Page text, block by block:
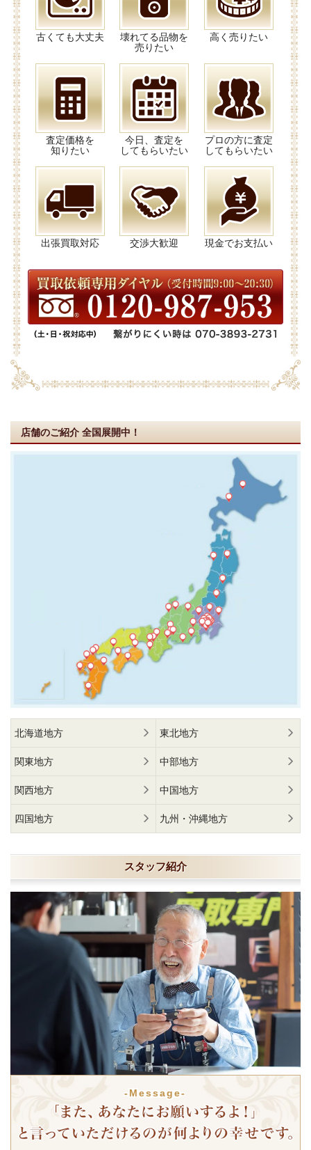
古くても大丈夫
壊れてる品物を
売りたい
高く売りたい
査定価格を
知りたい
今日、査定を
してもらいたい
プロの方に査定
してもらいたい
出張買取対応 交渉大歓迎 現金でお支払い
店舗のご紹介 全国展開中！
北海道地方 東北地方
関東地方 中部地方
関西地方 中国地方
四国地方 九州・沖縄地方
スタッフ紹介
-Message-